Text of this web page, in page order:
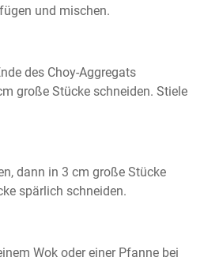
und mischen.
des Choy-Aggregats
große Stücke schneiden. Stiele
dann in 3 cm große Stücke
spärlich schneiden.
Wok oder einer Pfanne bei